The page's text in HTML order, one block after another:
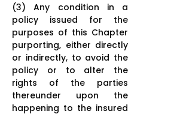
(3) Any condition in a
policy issued for the
purposes of this Chapter
purporting, either directly
or indirectly, to avoid the
policy or to alter the
rights of the parties
thereunder upon the
happening to the insured